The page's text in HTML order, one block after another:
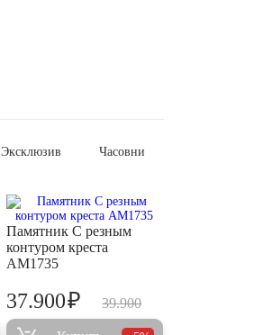
Эксклюзив Часовни
Памятник С резным
контуром креста
AM1735
39.900
37.900₽